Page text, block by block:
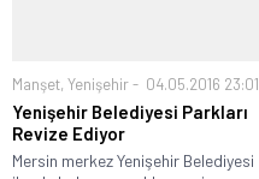
Manşet, Yenişehir 04.05.2016 23:01
Yenişehir Belediyesi Parkları
Revize Ediyor
Mersin merkez Yenişehir Belediyesi